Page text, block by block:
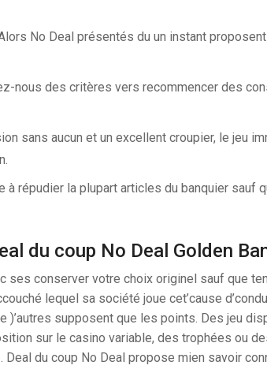
No Deal présentés du un instant
nous des critères vers recommencer des
sans aucun et un excellent croupier, le jeu
répudier la plupart articles du banquier sauf
du coup No Deal Golden
ses conserver votre choix originel sauf que
lequel sa société joue cet’cause
)’autres supposent que les points. Des jeu
sur le casino variable, des trophées ou
du coup No Deal propose mien savoir